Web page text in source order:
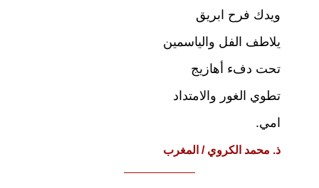
ويدك فرح ابريق
يلاطف الفل والياسمين
تحت دفء أهازيج
تطوي الغور والامتداد
امي.
ذ. محمد الكروي / المغرب